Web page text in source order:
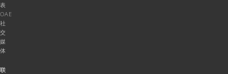
表
OAE
社
交
媒
体
联